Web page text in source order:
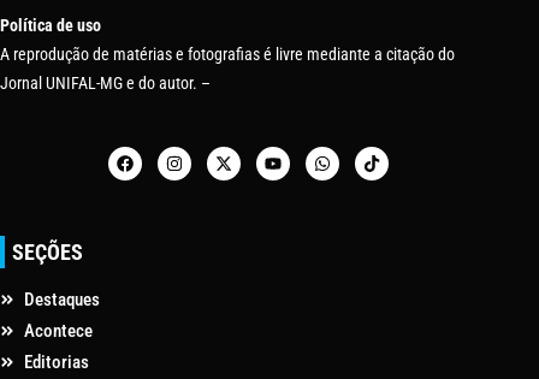
Política de uso
A reprodução de matérias e fotografias é livre mediante a citação do
Jornal UNIFAL-MG e do autor. –
SEÇÕES
Destaques
Acontece
Editorias